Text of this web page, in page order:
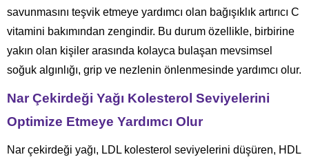
savunmasını teşvik etmeye yardımcı olan bağışıklık artırıcı C
vitamini bakımından zengindir. Bu durum özellikle, birbirine
yakın olan kişiler arasında kolayca bulaşan mevsimsel
soğuk algınlığı, grip ve nezlenin önlenmesinde yardımcı olur.
Nar Çekirdeği Yağı Kolesterol Seviyelerini
Optimize Etmeye Yardımcı Olur
Nar çekirdeği yağı, LDL kolesterol seviyelerini düşüren, HDL